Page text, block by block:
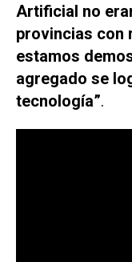
Artificial no
provincias con
estamos
agregado se
tecnología”.